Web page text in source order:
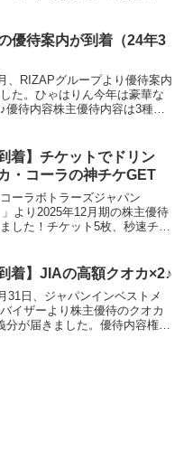
ード会員などを対象にした買
に休憩...
優待案内が到着（24年3
、RIZAPグループより優待案内
た。ひゃはりん今年は豪華な
優待内容株主優待内容は3種類
品を選択する事ができます。400
着】チケットでドリン
・コーラの神チケGET
コーラボトラーズジャパン
」より2025年12月期の株主優待
した！チケット5枚、秒速チャ
に同封されている二次元コード
る...
着】JIAの高額クオカ×2♪
31日、ジャパンインベストメ
イザーより株主優待のクオカ
分が届きました。優待内容権利